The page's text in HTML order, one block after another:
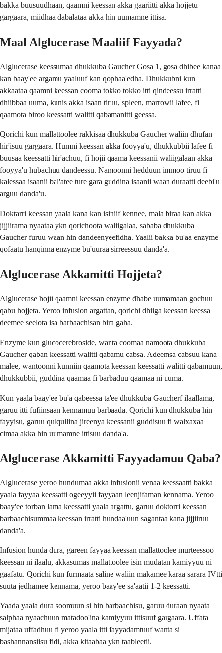
bakka buusuudhaan, qaamni keessan akka gaariitti akka hojjetu
gargaara, miidhaa dabalataa akka hin uumamne ittisa.
Maal Alglucerase Maaliif Fayyada?
Alglucerase keessumaa dhukkuba Gaucher Gosa 1, gosa dhibee kanaa
kan baay'ee argamu yaaluuf kan qophaa'edha. Dhukkubni kun
akkaataa qaamni keessan cooma tokko tokko itti qindeessu irratti
dhiibbaa uuma, kunis akka isaan tiruu, spleen, marrowii lafee, fi
qaamota biroo keessatti walitti qabamanitti geessa.
Qorichi kun mallattoolee rakkisaa dhukkuba Gaucher waliin dhufan
hir'isuu gargaara. Humni keessan akka fooyya'u, dhukkubbii lafee fi
buusaa keessatti hir'achuu, fi hojii qaama keessanii waliigalaan akka
fooyya'u hubachuu dandeessu. Namoonni hedduun immoo tiruu fi
kalessaa isaanii bal'atee ture gara guddina isaanii waan duraatti deebi'u
arguu danda'u.
Doktarri keessan yaala kana kan isiniif kennee, mala biraa kan akka
jijjiirama nyaataa ykn qorichoota waliigalaa, sababa dhukkuba
Gaucher furuu waan hin dandeenyeefidha. Yaalii bakka bu'aa enzyme
qofaatu hanqinna enzyme bu'uuraa sirreessuu danda'a.
Alglucerase Akkamitti Hojjeta?
Alglucerase hojii qaamni keessan enzyme dhabe uumamaan gochuu
qabu hojjeta. Yeroo infusion argattan, qorichi dhiiga keessan keessa
deemee seelota isa barbaachisan bira gaha.
Enzyme kun glucocerebroside, wanta coomaa namoota dhukkuba
Gaucher qaban keessatti walitti qabamu cabsa. Adeemsa cabsuu kana
malee, wantoonni kunniin qaamota keessan keessatti walitti qabamuun,
dhukkubbii, guddina qaamaa fi barbaduu qaamaa ni uuma.
Kun yaala baay'ee bu'a qabeessa ta'ee dhukkuba Gaucherf ilaallama,
garuu itti fufiinsaan kennamuu barbaada. Qorichi kun dhukkuba hin
fayyisu, garuu qulqullina jireenya keessanii guddisuu fi walxaxaa
cimaa akka hin uumamne ittisuu danda'a.
Alglucerase Akkamitti Fayyadamuu Qaba?
Alglucerase yeroo hundumaa akka infusionii venaa keessaatti bakka
yaala fayyaa keessatti ogeeyyii fayyaan leenjifaman kennama. Yeroo
baay'ee torban lama keessatti yaala argattu, garuu doktorri keessan
barbaachisummaa keessan irratti hundaa'uun sagantaa kana jijjiiruu
danda'a.
Infusion hunda dura, gareen fayyaa keessan mallattoolee murteessoo
keessan ni ilaalu, akkasumas mallattoolee isin mudatan kamiyyuu ni
gaafatu. Qorichi kun furmaata saline waliin makamee karaa sarara IVtti
suuta jedhamee kennama, yeroo baay'ee sa'aatii 1-2 keessatti.
Yaada yaala dura soomuun si hin barbaachisu, garuu duraan nyaata
salphaa nyaachuun matadoo'ina kamiyyuu ittisuuf gargaara. Uffata
mijataa uffadhuu fi yeroo yaala itti fayyadamtuuf wanta si
bashannansiisu fidi, akka kitaabaa ykn taableetii.